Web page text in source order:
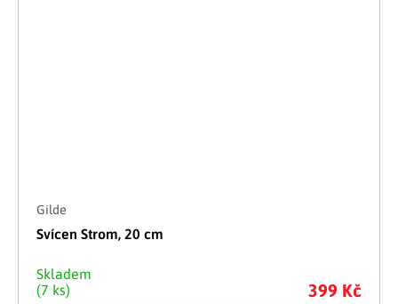
Gilde
Svícen Strom, 20 cm
Skladem
(7 ks)
399 Kč